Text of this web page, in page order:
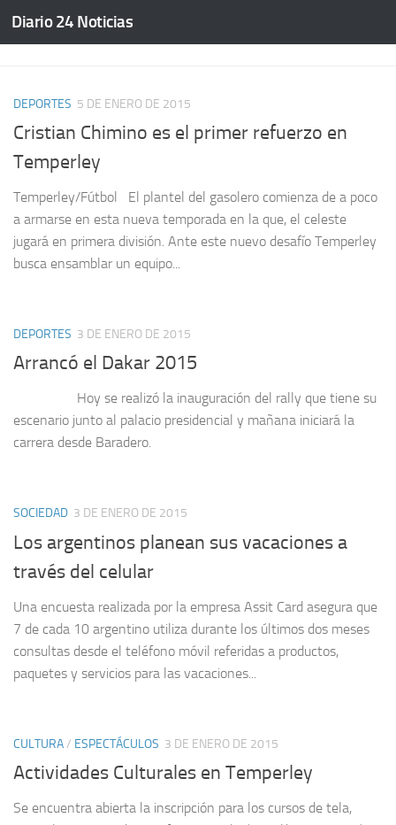
Saltar al contenido
Diario 24 Noticias
DEPORTES 5 DE ENERO DE 2015
Cristian Chimino es el primer refuerzo en
Temperley
Temperley/Fútbol El plantel del gasolero comienza de a poco
a armarse en esta nueva temporada en la que, el celeste
jugará en primera división. Ante este nuevo desafío Temperley
busca ensamblar un equipo...
DEPORTES 3 DE ENERO DE 2015
Arrancó el Dakar 2015
Hoy se realizó la inauguración del rally que tiene su
escenario junto al palacio presidencial y mañana iniciará la
carrera desde Baradero.
SOCIEDAD 3 DE ENERO DE 2015
Los argentinos planean sus vacaciones a
través del celular
Una encuesta realizada por la empresa Assit Card asegura que
7 de cada 10 argentino utiliza durante los últimos dos meses
consultas desde el teléfono móvil referidas a productos,
paquetes y servicios para las vacaciones...
CULTURA/ ESPECTÁCULOS 3 DE ENERO DE 2015
Actividades Culturales en Temperley
Se encuentra abierta la inscripción para los cursos de tela,